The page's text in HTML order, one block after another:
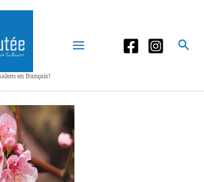
en français!